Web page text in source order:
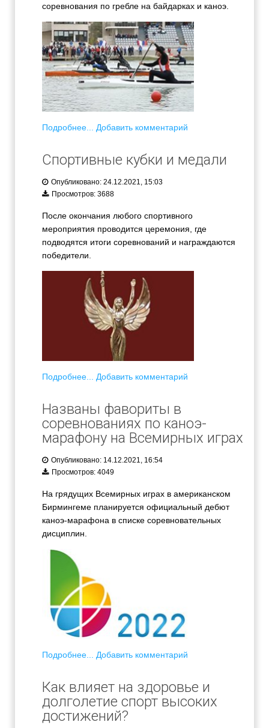
соревнования по гребле на байдарках и каноэ.
Подробнее... Добавить комментарий
Спортивные кубки и медали
Опубликовано: 24.12.2021, 15:03
Просмотров: 3688
После окончания любого спортивного
мероприятия проводится церемония, где
подводятся итоги соревнований и награждаются
победители.
Подробнее... Добавить комментарий
Названы фавориты в
соревнованиях по каноэ-
марафону на Всемирных играх
Опубликовано: 14.12.2021, 16:54
Просмотров: 4049
На грядущих Всемирных играх в американском
Бирмингеме планируется официальный дебют
каноэ-марафона в списке соревновательных
дисциплин.
Подробнее... Добавить комментарий
Как влияет на здоровье и
долголетие спорт высоких
достижений?